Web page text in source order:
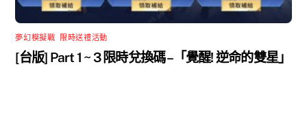
夢幻模擬戰 限時送禮活動
[台版] Part 1 ~ 3 限時兌換碼 –「覺醒! 逆命的雙星」